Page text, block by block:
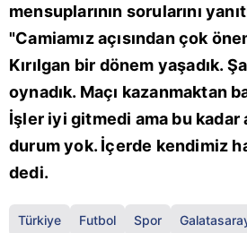
mensuplarının sorularını
"Camiamız açısından çok
Kırılgan bir dönem yaşadık.
oynadık. Maçı kazanmaktan
İşler iyi gitmedi ama bu kadar
durum yok. İçerde kendimiz
dedi.
Türkiye Futbol Spor